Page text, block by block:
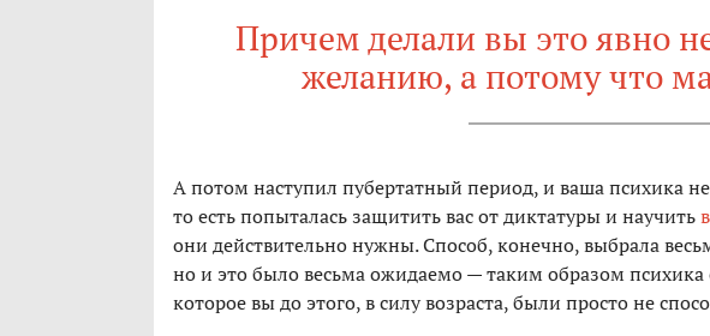
Причем делали вы это явно
желанию, а потому что
А потом наступил пубертатный период, и ваша психика
то есть попыталась защитить вас от диктатуры и научить
они действительно нужны. Способ, конечно, выбрала
но и это было весьма ожидаемо — таким образом психика
которое вы до этого, в силу возраста, были просто не